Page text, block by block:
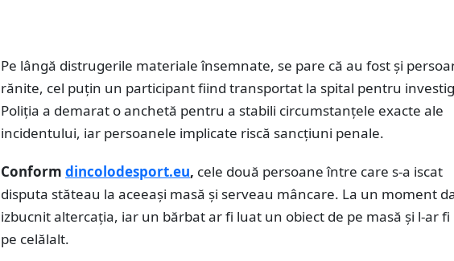
Pe lângă distrugerile materiale însemnate, se pare că au fost și
rănite, cel puțin un participant fiind transportat la spital pentru
Poliția a demarat o anchetă pentru a stabili circumstanțele exacte ale
incidentului, iar persoanele implicate riscă sancțiuni penale.
Conform dincolodesport.eu, cele două persoane între care s-a iscat
disputa stăteau la aceeași masă și serveau mâncare. La un moment
izbucnit altercația, iar un bărbat ar fi luat un obiect de pe masă și l-ar fi
pe celălalt.